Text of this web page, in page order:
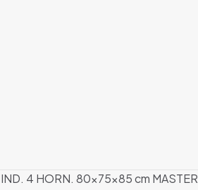
4 HORN. 80x75x85 cm MASTER